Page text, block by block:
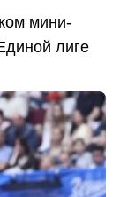
мини-
лиге